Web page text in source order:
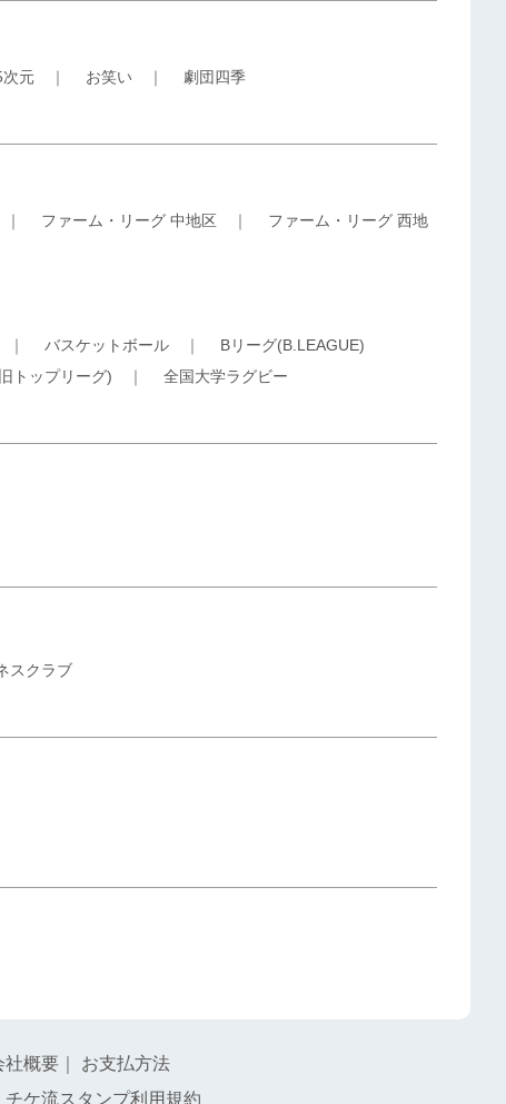
次元 ｜ お笑い ｜ 劇団四季
｜ ファーム・リーグ 中地区 ｜ ファーム・リーグ 西地
｜ バスケットボール ｜ Bリーグ(B.LEAGUE)
トップリーグ) ｜ 全国大学ラグビー
スクラブ
社概要
お支払方法
チケ流スタンプ利用規約